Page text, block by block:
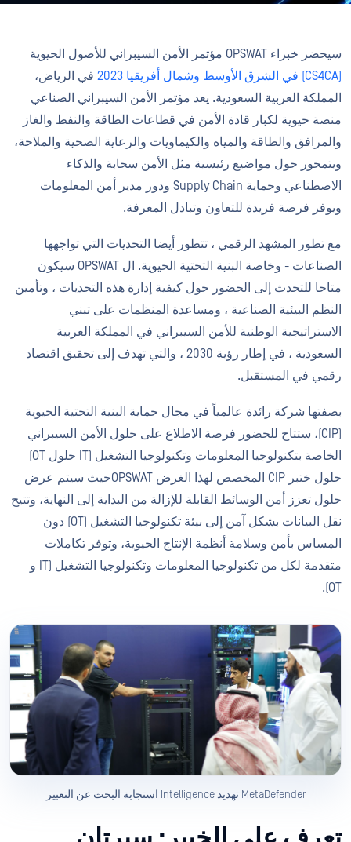
سيحضر خبراء OPSWAT مؤتمر الأمن السيبراني للأصول الحيوية
(CS4CA) في الشرق الأوسط وشمال أفريقيا 2023
في الرياض،
المملكة العربية السعودية. يعد مؤتمر الأمن السيبراني الصناعي
منصة حيوية لكبار قادة الأمن في قطاعات الطاقة والنفط والغاز
والمرافق والطاقة والمياه والكيماويات والرعاية الصحية والملاحة،
ويتمحور حول مواضيع رئيسية مثل الأمن سحابة والذكاء
الاصطناعي وحماية Supply Chain ودور مدير أمن المعلومات
ويوفر فرصة فريدة للتعاون وتبادل المعرفة.
مع تطور المشهد الرقمي ، تتطور أيضا التحديات التي تواجهها
الصناعات - وخاصة البنية التحتية الحيوية. ال OPSWAT سيكون
متاحا للتحدث إلى الحضور حول كيفية إدارة هذه التحديات ، وتأمين
النظم البيئية الصناعية ، ومساعدة المنظمات على تبني
الاستراتيجية الوطنية للأمن السيبراني في المملكة العربية
السعودية ، في إطار رؤية 2030 ، والتي تهدف إلى تحقيق اقتصاد
رقمي في المستقبل.
بصفتها شركة رائدة عالمياً في مجال حماية البنية التحتية الحيوية
(CIP)، ستتاح للحضور فرصة الاطلاع على حلول الأمن السيبراني
الخاصة بتكنولوجيا المعلومات وتكنولوجيا التشغيل (IT حلول OT)
حلول ختبر CIP المخصص لهذا الغرض OPSWATحيث سيتم عرض
حلول تعزز أمن الوسائط القابلة للإزالة من البداية إلى النهاية، وتتيح
نقل البيانات بشكل آمن إلى بيئة تكنولوجيا التشغيل (OT) دون
المساس بأمن وسلامة أنظمة الإنتاج الحيوية، وتوفر تكاملات
متقدمة لكل من تكنولوجيا المعلومات وتكنولوجيا التشغيل (IT و
OT).
MetaDefender تهديد Intelligence استجابة البحث عن التعبير